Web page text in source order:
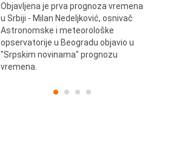
Objavljena je prva prognoza vremena
u Srbiji - Milan Nedeljković, osnivač
Astronomske i meteorološke
opservatorije u Beogradu objavio u
"Srpskim novinama" prognozu
vremena.